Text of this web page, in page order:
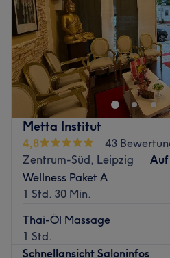
Metta Institut
4,8
43
Zentrum-Süd, Leipzig
Wellness Paket A
1 Std. 30 Min.
Thai-Öl Massage
1 Std.
Schnellansicht Saloninfos